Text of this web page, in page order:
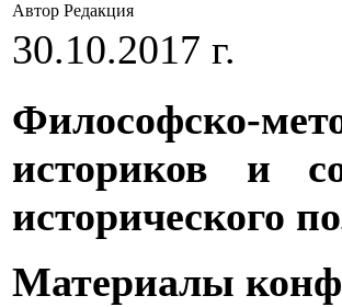
Автор Редакция
30.10.2017 г.
Философско-
историков и
исторического
Материалы